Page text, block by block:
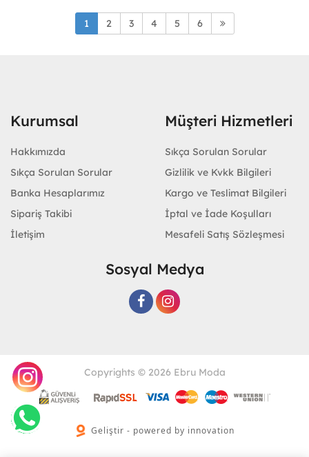
1 2 3 4 5 6
Kurumsal
Hakkımızda
Sıkça Sorulan Sorular
Banka Hesaplarımız
Sipariş Takibi
İletişim
Müşteri Hizmetleri
Sıkça Sorulan Sorular
Gizlilik ve Kvkk Bilgileri
Kargo ve Teslimat Bilgileri
İptal ve İade Koşulları
Mesafeli Satış Sözleşmesi
Sosyal Medya
Copyrights © 2026 Ebru Moda
Geliştir - powered by innovation